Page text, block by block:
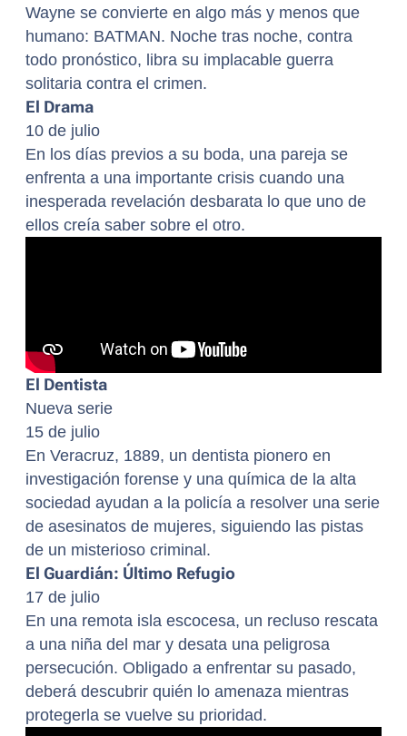
Wayne se convierte en algo más y menos que
humano: BATMAN. Noche tras noche, contra
todo pronóstico, libra su implacable guerra
solitaria contra el crimen.
El Drama
10 de julio
En los días previos a su boda, una pareja se
enfrenta a una importante crisis cuando una
inesperada revelación desbarata lo que uno de
ellos creía saber sobre el otro.
El Dentista
Nueva serie
15 de julio
En Veracruz, 1889, un dentista pionero en
investigación forense y una química de la alta
sociedad ayudan a la policía a resolver una serie
de asesinatos de mujeres, siguiendo las pistas
de un misterioso criminal.
El Guardián: Último Refugio
17 de julio
En una remota isla escocesa, un recluso rescata
a una niña del mar y desata una peligrosa
persecución. Obligado a enfrentar su pasado,
deberá descubrir quién lo amenaza mientras
protegerla se vuelve su prioridad.